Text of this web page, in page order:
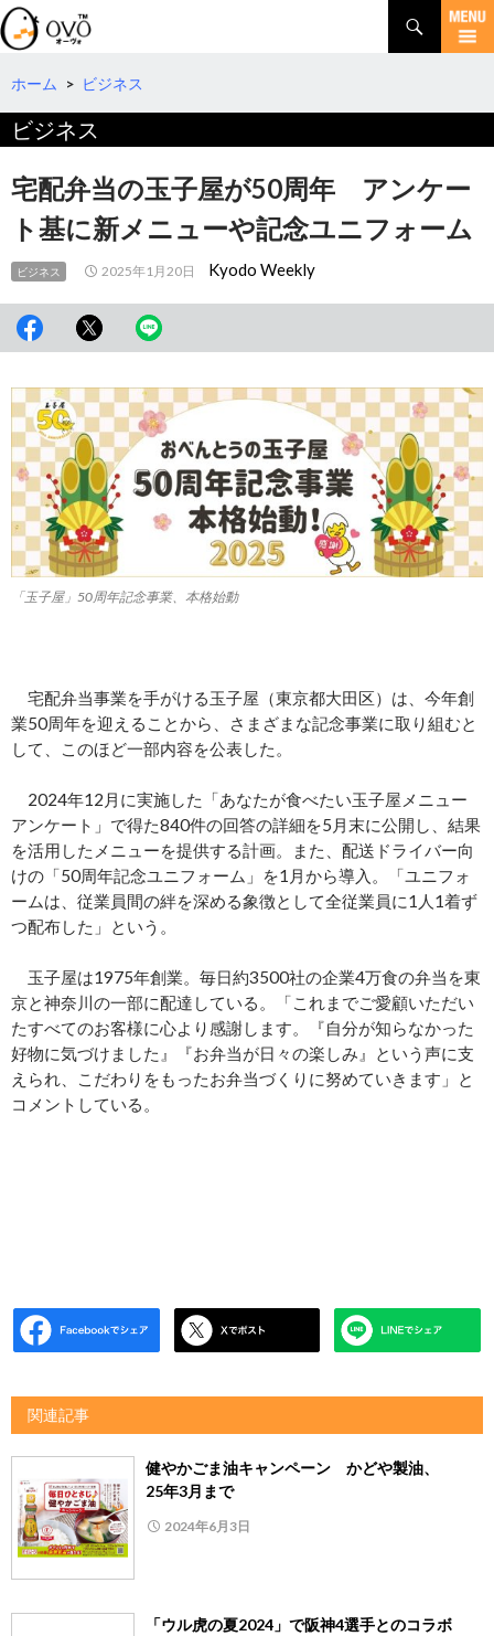
検
索
コ
テ
へ
移
動
ホーム > ビジネス
ビジネス
宅配弁当の玉子屋が50周年 アンケー
ト基に新メニューや記念ユニフォーム
ビジネス 2025年1月20日 Kyodo Weekly
「玉子屋」50周年記念事業、本格始動
宅配弁当事業を手がける玉子屋（東京都大田区）は、今年創
業50周年を迎えることから、さまざまな記念事業に取り組むと
して、このほど一部内容を公表した。
2024年12月に実施した「あなたが食べたい玉子屋メニュー
アンケート」で得た840件の回答の詳細を5月末に公開し、結果
を活用したメニューを提供する計画。また、配送ドライバー向
けの「50周年記念ユニフォーム」を1月から導入。「ユニフォ
ームは、従業員間の絆を深める象徴として全従業員に1人1着ず
つ配布した」という。
玉子屋は1975年創業。毎日約3500社の企業4万食の弁当を東
京と神奈川の一部に配達している。「これまでご愛顧いただい
たすべてのお客様に心より感謝します。『自分が知らなかった
好物に気づけました』『お弁当が日々の楽しみ』という声に支
えられ、こだわりをもったお弁当づくりに努めていきます」と
コメントしている。
関連記事
健やかごま油キャンペーン かどや製油、
25年3月まで
2024年6月3日
「ウル虎の夏2024」で阪神4選手とのコラボ